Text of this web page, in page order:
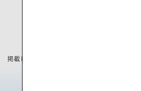
掲載している情報は2025年8月時点の情報です。